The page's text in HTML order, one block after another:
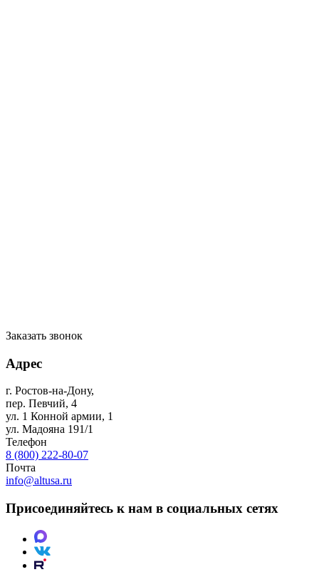
Заказать звонок
Адрес
г. Ростов-на-Дону,
пер. Певчий, 4
ул. 1 Конной армии, 1
ул. Мадояна 191/1
Телефон
8 (800) 222-80-07
Почта
info@altusa.ru
Присоединяйтесь к нам в социальных сетях